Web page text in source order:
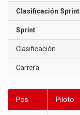
Clasificación Sprint
Sprint
Clasificación
Carrera
Pos. Piloto